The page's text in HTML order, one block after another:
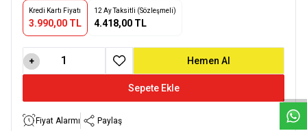
Kredi Kartı Fiyatı
3.990,00 TL
12 Ay Taksitli (Sözleşmeli)
4.418,00 TL
Sepete Ekle
Hemen Al
Favoriye Ekle
Fiyat Alarmı Paylaş